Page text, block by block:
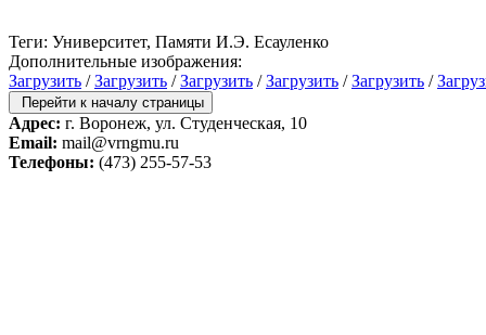
Теги: Университет, Памяти И.Э. Есауленко
Дополнительные изображения:
Загрузить /Загрузить /Загрузить /Загрузить /Загрузить /
Перейти к началу страницы
Адрес: г. Воронеж, ул. Студенческая, 10
Email: mail@vrngmu.ru
Телефоны: (473) 255-57-53